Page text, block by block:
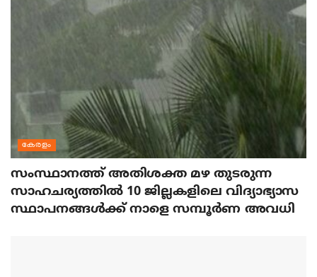
കേരളം
സംസ്ഥാനത്ത് അതിശക്ത മഴ തുടരുന്ന
സാഹചര്യത്തിൽ 10 ജില്ലകളിലെ വിദ്യാഭ്യാസ
സ്ഥാപനങ്ങൾക്ക് നാളെ സമ്പൂർണ അവധി